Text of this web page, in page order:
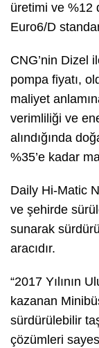
üretimi ve %12
Euro6/D
CNG’nin Dizel
pompa fiyatı,
maliyet
verimliliği ve
alındığında
%35’e kadar
Daily Hi-Matic
ve şehirde
sunarak
aracıdır.
“2017 Yılının
kazanan
sürdürülebilir
çözümleri